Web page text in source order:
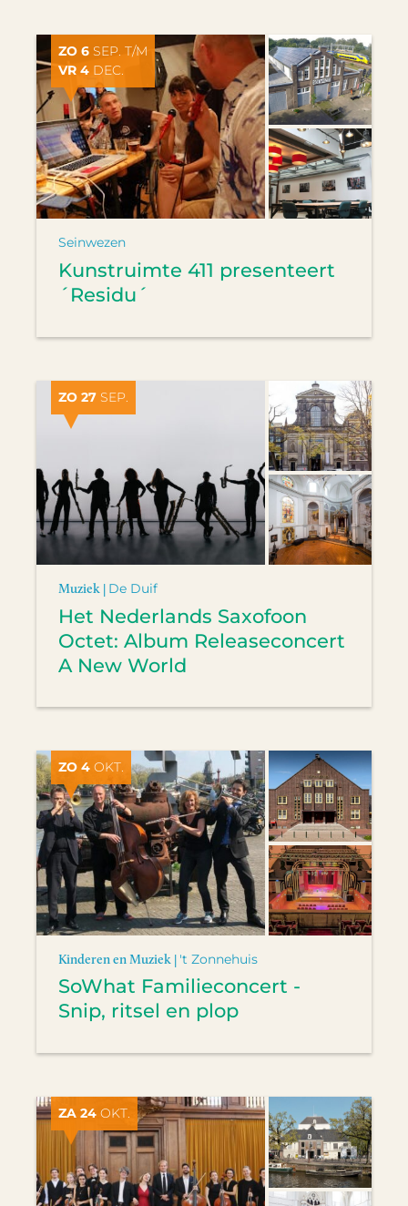
ZO 6 SEP. T/M
VR 4 DEC.
Seinwezen
Kunstruimte 411 presenteert
´Residu´
ZO 27 SEP.
Muziek | De Duif
Het Nederlands Saxofoon
Octet: Album Releaseconcert
A New World
ZO 4 OKT.
Kinderen en Muziek | 't Zonnehuis
SoWhat Familieconcert -
Snip, ritsel en plop
ZA 24 OKT.